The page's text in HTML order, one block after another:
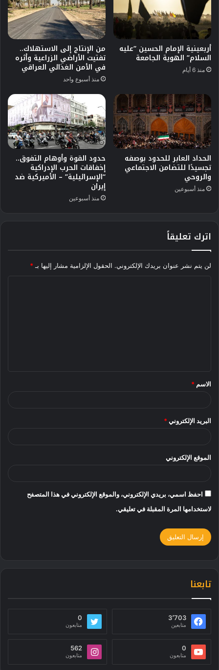
أربعينية الإمام الحسين “عليه
السلام” الهوية الجامعة
منذ 6 أيام
من الإنتاج إلى الاستهلاك..
تفتيت الأراضي الزراعية وأثره
في الأمن الغذائي العراقي
منذ أسبوع واحد
الحداد العابر للحدود بوصفه
تجسيدًا للتضامن الاجتماعي
والروحي
منذ أسبوعين
حدود القوة وأوهام التفوق..
إخفاقات الحرب الإدراكية
“الإسرائيلية” – الأميركية ضد
إيران
منذ أسبوعين
اترك تعليقاً
لن يتم نشر عنوان بريدك الإلكتروني. الحقول الإلزامية مشار إليها بـ *
*
الاسم *
البريد الإلكتروني *
الموقع الإلكتروني
احفظ اسمي، بريدي الإلكتروني، والموقع الإلكتروني في هذا المتصفح
لاستخدامها المرة المقبلة في تعليقي.
تابعنا
3٬703
متابعين
0
متابعون
0
متابعون
562
متابعون